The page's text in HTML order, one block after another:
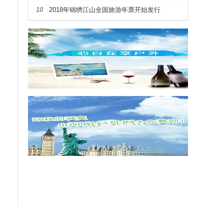
10 2018年锦绣江山全国旅游年票开始发行